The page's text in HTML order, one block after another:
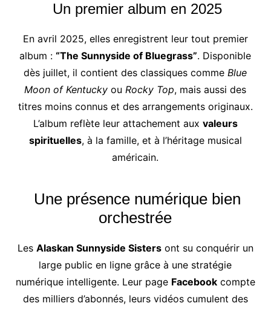
Un premier album en 2025
En avril 2025, elles enregistrent leur tout premier
album :“The Sunnyside of Bluegrass”. Disponible
dès juillet, il contient des classiques commeBlue
Moon of Kentucky ouRocky Top, mais aussi des
titres moins connus et des arrangements originaux.
L’album reflète leur attachement aux valeurs
spirituelles, à la famille, et à l’héritage musical
américain.
Une présence numérique bien
orchestrée
Les Alaskan Sunnyside Sistersont su conquérir un
large public en ligne grâce à une stratégie
numérique intelligente. Leur page Facebookcompte
des milliers d’abonnés, leurs vidéos cumulent des